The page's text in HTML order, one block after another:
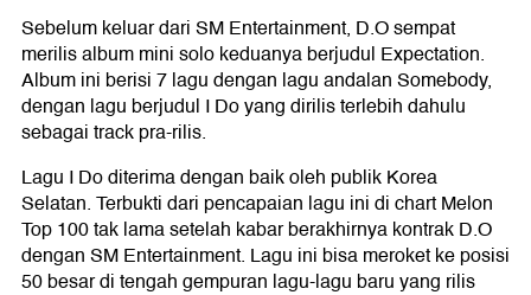
Sebelum keluar dari SM Entertainment, D.O sempat
merilis album mini solo keduanya berjudul Expectation.
Album ini berisi 7 lagu dengan lagu andalan Somebody,
dengan lagu berjudul I Do yang dirilis terlebih dahulu
sebagai track pra-rilis.
Lagu I Do diterima dengan baik oleh publik Korea
Selatan. Terbukti dari pencapaian lagu ini di chart Melon
Top 100 tak lama setelah kabar berakhirnya kontrak D.O
dengan SM Entertainment. Lagu ini bisa meroket ke posisi
50 besar di tengah gempuran lagu-lagu baru yang rilis